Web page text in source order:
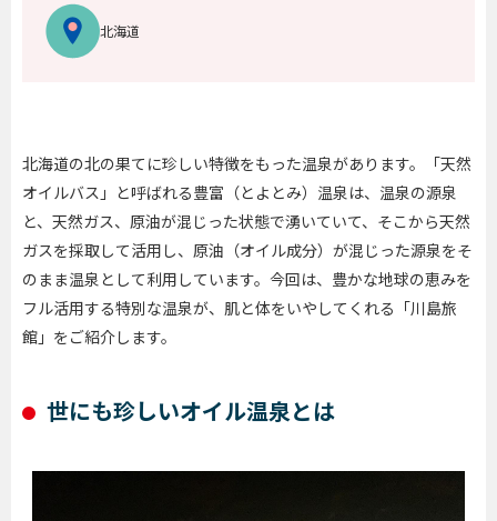
北海道
北海道の北の果てに珍しい特徴をもった温泉があります。「天然
オイルバス」と呼ばれる豊富（とよとみ）温泉は、温泉の源泉
と、天然ガス、原油が混じった状態で湧いていて、そこから天然
ガスを採取して活用し、原油（オイル成分）が混じった源泉をそ
のまま温泉として利用しています。今回は、豊かな地球の恵みを
フル活用する特別な温泉が、肌と体をいやしてくれる「川島旅
館」をご紹介します。
世にも珍しいオイル温泉とは